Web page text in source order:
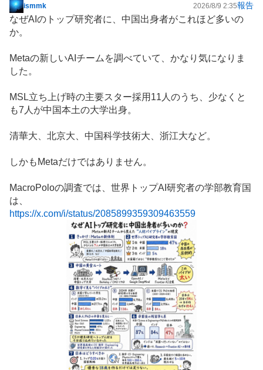
掲
示
板
事
ismmk 2026/8/9 2:35報告
なぜAIのトップ研究者に、中国出身者がこれほど多いの
か。
Metaの新しいAIチームを調べていて、かなり気になりま
した。
MSL立ち上げ時の主要スター採用11人のうち、少なくと
も7人が中国本土の大学出身。
清華大、北京大、中国科学技術大、浙江大など。
しかもMetaだけではありません。
MacroPoloの調査では、世界トップAI研究者の学部教育国
は、
https://x.com/i/status/2085899359309463559